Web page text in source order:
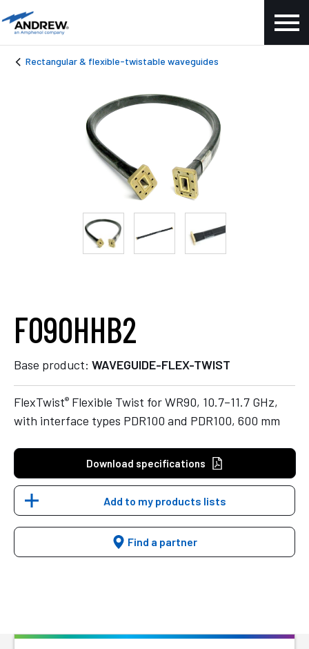
Rectangular & flexible-twistable waveguides
F090HHB2
Base product: WAVEGUIDE-FLEX-TWIST
FlexTwist® Flexible Twist for WR90, 10.7–11.7 GHz,
with interface types PDR100 and PDR100, 600 mm
Download specifications
Add to my products lists
Find a partner